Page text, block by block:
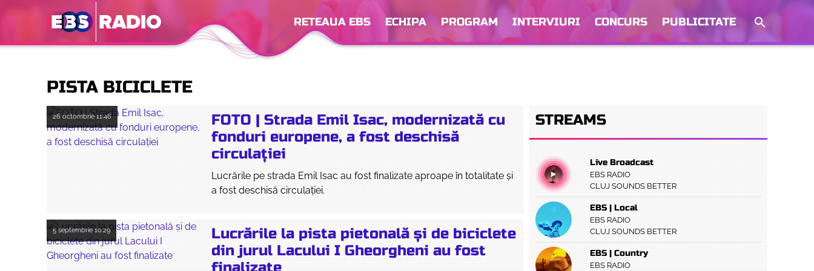
RETEAUA EBS ECHIPA PROGRAM INTERVIURI CONCURS PUBLICITATE
PISTA BICICLETE
26 octombrie11:46
FOTO | Strada Emil Isac, modernizată cu
fonduri europene, a fost deschisă
circulației
Lucrările pe strada Emil Isac au fost finalizate aproape în totalitate și
a fost deschisă circulației.
5 septembrie10:29
Lucrările la pista pietonală și de biciclete
din jurul Lacului I Gheorgheni au fost
STREAMS
Live Broadcast
EBS RADIO
CLUJ SOUNDS BETTER
EBS | Local
EBS RADIO
CLUJ SOUNDS BETTER
EBS | Country
EBS RADIO